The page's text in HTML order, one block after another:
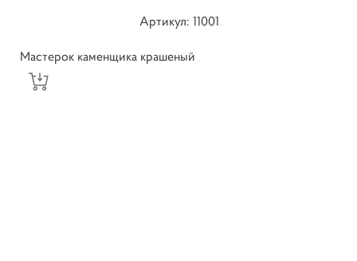
Артикул: 11001
Мастерок каменщика крашеный